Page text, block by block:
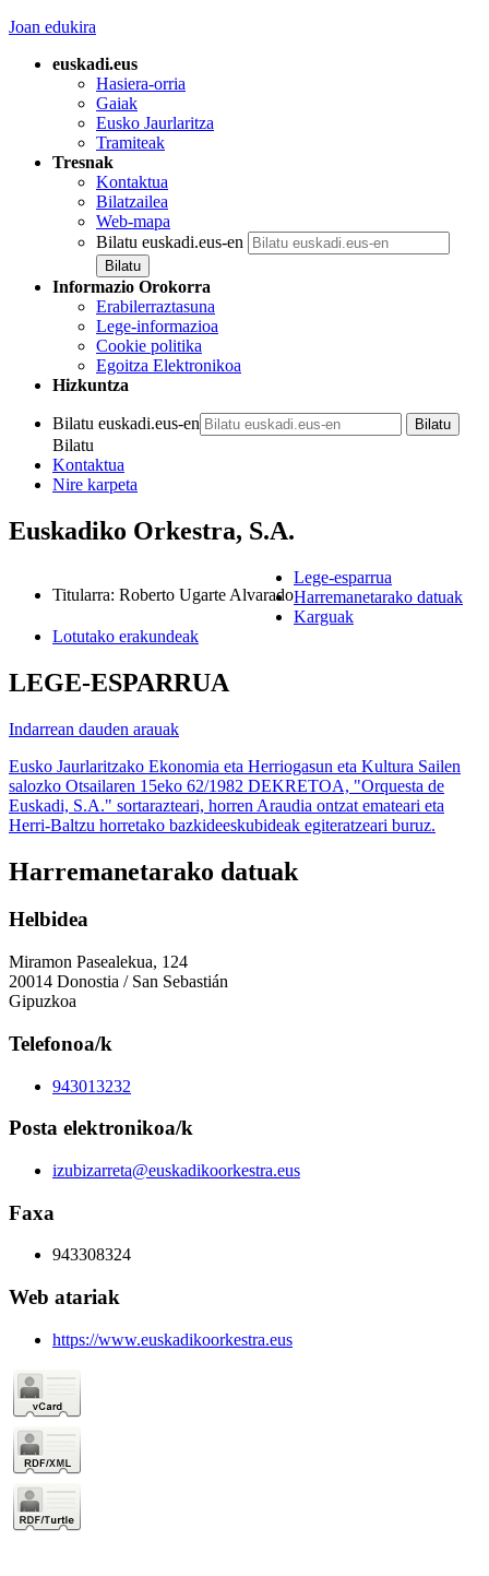
Joan edukira
euskadi.eus
Hasiera-orria
Gaiak
Eusko Jaurlaritza
Tramiteak
Tresnak
Kontaktua
Bilatzailea
Web-mapa
Bilatu euskadi.eus-en
Informazio Orokorra
Erabilerraztasuna
Lege-informazioa
Cookie politika
Egoitza Elektronikoa
Hizkuntza
Bilatu euskadi.eus-en
Bilatu
Kontaktua
Nire karpeta
Euskadiko Orkestra, S.A.
Titularra: Roberto Ugarte Alvarado
Lege-esparrua
Harremanetarako datuak
Karguak
Lotutako erakundeak
LEGE-ESPARRUA
Indarrean dauden arauak
Eusko Jaurlaritzako Ekonomia eta Herriogasun eta Kultura Sailen
salozko Otsailaren 15eko 62/1982 DEKRETOA, "Orquesta de
Euskadi, S.A." sortarazteari, horren Araudia ontzat emateari eta
Herri-Baltzu horretako bazkideeskubideak egiteratzeari buruz.
Harremanetarako datuak
Helbidea
Miramon Pasealekua, 124
20014 Donostia / San Sebastián
Gipuzkoa
Telefonoa/k
943013232
Posta elektronikoa/k
izubizarreta@euskadikoorkestra.eus
Faxa
943308324
Web atariak
https://www.euskadikoorkestra.eus